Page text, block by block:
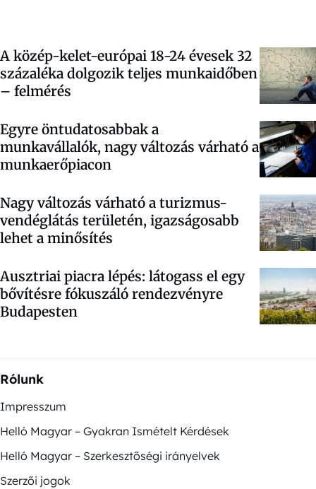
A közép-kelet-európai 18-24 évesek 32
százaléka dolgozik teljes munkaidőben
– felmérés
Egyre öntudatosabbak a
munkavállalók, nagy változás várható a
munkaerőpiacon
Nagy változás várható a turizmus-
vendéglátás területén, igazságosabb
lehet a minősítés
Ausztriai piacra lépés: látogass el egy
bővítésre fókuszáló rendezvényre
Budapesten
Rólunk
Impresszum
Helló Magyar – Gyakran Ismételt Kérdések
Helló Magyar – Szerkesztőségi irányelvek
Szerzői jogok